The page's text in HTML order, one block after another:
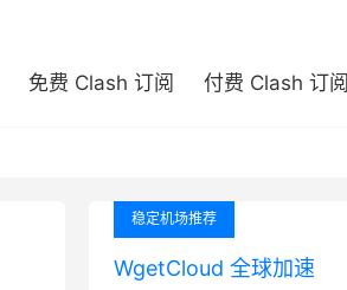
免费 Clash 订阅 付费 Clash 订阅
稳定机场推荐
WgetCloud 全球加速